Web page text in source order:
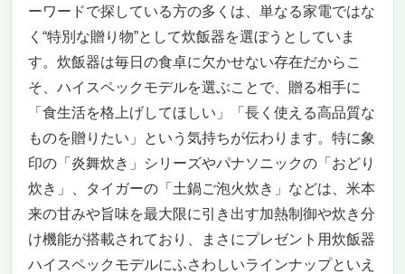
プレゼント用炊飯器ハイスペックの決定版
ふっくら甘いごはんを毎日楽しめる圧倒的な
炊き技
使いやすさと多彩なメニューで誰でもプロの
味
まとめ：今すぐ選ぶ価値がある“最強のプレ
ゼント用炊飯器”
「プレゼント用 炊飯器 ハイスペック」ならこ
れ一択！酵素玄米Labo公式８合炊きラージで
人生最高の炊き上がりを手に入れる
大切な人への“格上”ギフトにふさわしい特別
ーワードで探している方の多くは、単なる家電ではな
く“特別な贈り物”として炊飯器を選ぼうとしていま
す。炊飯器は毎日の食卓に欠かせない存在だからこ
そ、ハイスペックモデルを選ぶことで、贈る相手に
「食生活を格上げしてほしい」「長く使える高品質な
ものを贈りたい」という気持ちが伝わります。特に象
印の「炎舞炊き」シリーズやパナソニックの「おどり
炊き」、タイガーの「土鍋ご泡火炊き」などは、米本
来の甘みや旨味を最大限に引き出す加熱制御や炊き分
け機能が搭載されており、まさにプレゼント用炊飯器
ハイスペックモデルにふさわしいラインナップといえ